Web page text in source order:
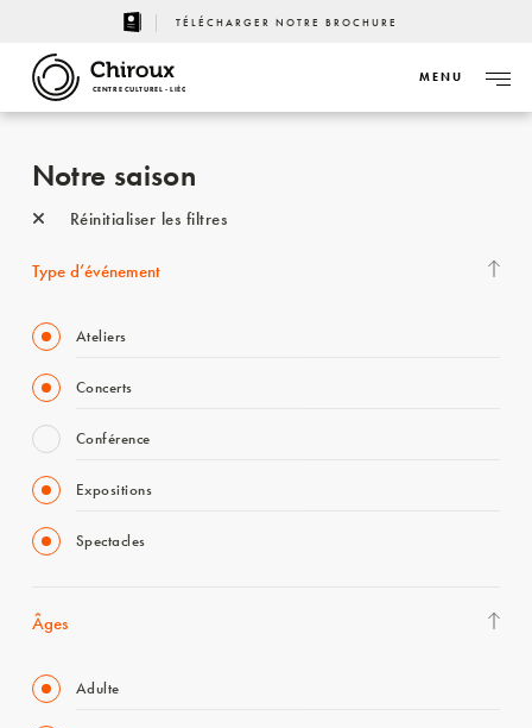
TÉLÉCHARGER NOTRE BROCHURE
CENTRE CULTUREL - LIÈGE
MENU
Notre saison
Réinitialiser les filtres
Type d’événement
Ateliers
Concerts
Conférence
Expositions
Spectacles
Âges
Adulte